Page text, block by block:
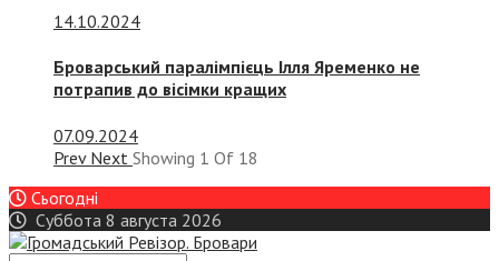
14.10.2024
Броварський паралімпієць Ілля Яременко не
потрапив до вісімки кращих
07.09.2024
Prev Next Showing 1 Of 18
Сьогодні
Суббота 8 августа 2026